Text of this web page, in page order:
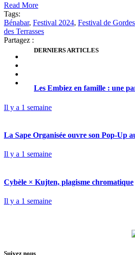
Read More
Tags:
Bénabar, Festival 2024, Festival de Gordes
des Terrasses
Partagez :
DERNIERS ARTICLES
Les Embiez en famille : une
Il y a 1 semaine
La Sape Organisée ouvre son Pop-Up
Il y a 1 semaine
Cybèle × Kujten, plagisme chromatique
Il y a 1 semaine
Suivez nous